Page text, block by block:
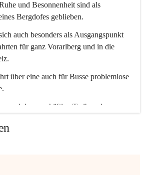
und Besonnenheit sind als
Bergdofes geblieben.
auch besonders als Ausgangspunkt
für ganz Vorarlberg und in die
über eine auch für Busse problemlose
und das geschäftige Treiben der